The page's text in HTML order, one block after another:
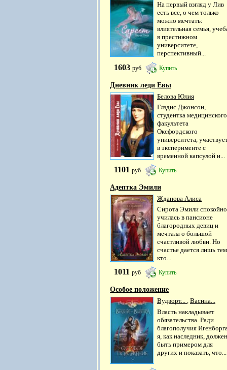
На первый взгляд у Лив
есть все, о чем только
можно мечтать:
влиятельная семья,
в престижном
университете,
перспективный...
1603 руб Купить
Дневник леди Евы
Белова Юлия
Глэдис Джонсон,
студентка медицинского
факультета
Оксфордского
университета,
в эксперименте с
временной капсулой и...
1101 руб Купить
Адептка Эмили
Жданова Алиса
Сирота Эмили спокойно
училась в пансионе
благородных девиц и
мечтала о большой
счастливой любви. Но
счастье дается лишь
кто...
1011 руб Купить
Особое положение
Вудворт... , Васина...
Власть накладывает
обязательства. Ради
благополучия
я, как наследник, должен
быть примером для
других и показать, что...